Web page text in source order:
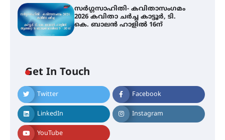
സർഗ്ഗസാഹിതി- കവിതാസംഗമം
2026 കവിതാ ചർച്ച കാട്ടൂർ, ടി.
കെ. ബാലൻ ഹാളിൽ 16ന്
Get In Touch
Twitter Facebook
LinkedIn Instagram
YouTube